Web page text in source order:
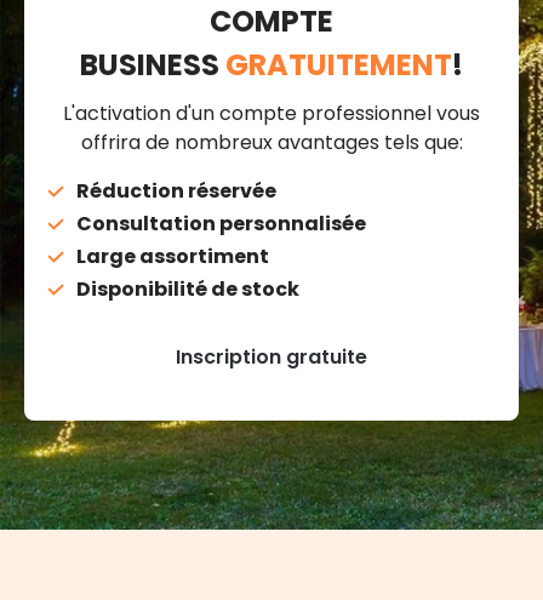
COMPTE
BUSINESS GRATUITEMENT!
L'activation d'un compte professionnel vous
offrira de nombreux avantages tels que:
Réduction réservée
Consultation personnalisée
Large assortiment
Disponibilité de stock
Inscription gratuite